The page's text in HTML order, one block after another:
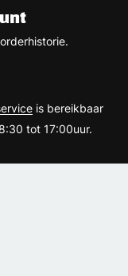
is bereikbaar
tot 17:00uur.